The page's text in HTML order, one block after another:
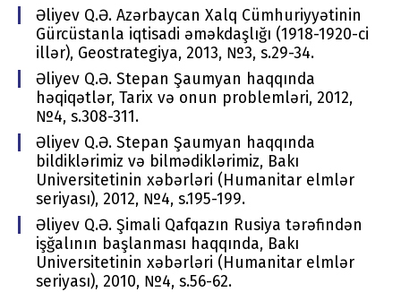
Əliyev Q.Ə. Azərbaycan Xalq Cümhuriyyətinin
Gürcüstanla iqtisadi əməkdaşlığı (1918-1920-ci
illər), Geostrategiya, 2013, №3, s.29-34.
Əliyev Q.Ə. Stepan Şaumyan haqqında
həqiqətlər, Tariх və оnun prоblеmləri, 2012,
№4, s.308-311.
Əliyev Q.Ə. Stepan Şaumyan haqqında
bildiklərimiz və bilmədiklərimiz, Bakı
Univеrsitеtinin хəbərləri (Humanitar elmlər
seriyası), 2012, №4, s.195-199.
Əliyev Q.Ə. Şimali Qafqazın Rusiya tərəfindən
işğalının başlanması haqqında, Bakı
Univеrsitеtinin хəbərləri (Humanitar elmlər
seriyası), 2010, №4, s.56-62.